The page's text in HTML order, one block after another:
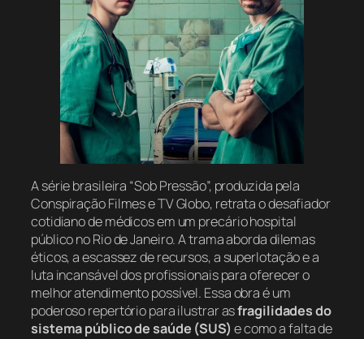
A série brasileira “Sob Pressão”, produzida pela
Conspiração Filmes e TV Globo, retrata o desafiador
cotidiano de médicos em um precário hospital
público no Rio de Janeiro. A trama aborda dilemas
éticos, a escassez de recursos, a superlotação e a
luta incansável dos profissionais para oferecer o
melhor atendimento possível. Essa obra é um
poderoso repertório para ilustrar asfragilidades do
sistema público de saúde (SUS) e como a falta de